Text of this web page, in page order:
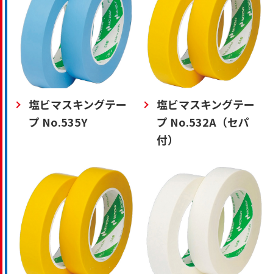
塩ビマスキングテー
プ No.535Y
塩ビマスキングテー
プ No.532A（セパ
付）